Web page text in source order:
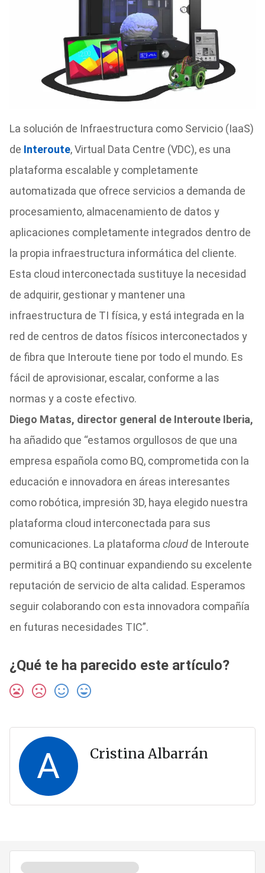
La solución de Infraestructura como Servicio (IaaS)
de Interoute, Virtual Data Centre (VDC), es una
plataforma escalable y completamente
automatizada que ofrece servicios a demanda de
procesamiento, almacenamiento de datos y
aplicaciones completamente integrados dentro de
la propia infraestructura informática del cliente.
Esta cloud interconectada sustituye la necesidad
de adquirir, gestionar y mantener una
infraestructura de TI física, y está integrada en la
red de centros de datos físicos interconectados y
de fibra que Interoute tiene por todo el mundo. Es
fácil de aprovisionar, escalar, conforme a las
normas y a coste efectivo.
Diego Matas, director general de Interoute Iberia,
ha añadido que “estamos orgullosos de que una
empresa española como BQ, comprometida con la
educación e innovadora en áreas interesantes
como robótica, impresión 3D, haya elegido nuestra
plataforma cloud interconectada para sus
comunicaciones. La plataforma cloudde Interoute
permitirá a BQ continuar expandiendo su excelente
reputación de servicio de alta calidad. Esperamos
seguir colaborando con esta innovadora compañía
en futuras necesidades TIC”.
¿Qué te ha parecido este artículo?
A Cristina Albarrán